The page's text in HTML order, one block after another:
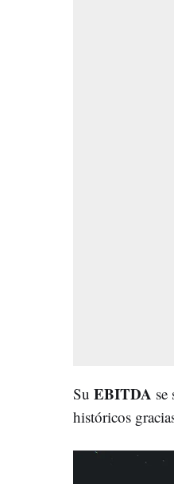
Su EBITDA
históricos